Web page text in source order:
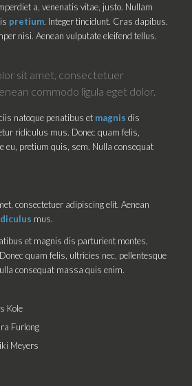
a, venenatis vitae, justo. Nullam
pretium. Integer tincidunt. Cras dapibus.
nisi. Aenean vulputate eleifend tellus.
sit amet, consectetuer
commodo ligula eget dolor.
natoque penatibus et magnis dis
ridiculus mus. Donec quam felis,
eu, pretium quis, sem. Nulla consequat
consectetuer adipiscing elit. Aenean
mus.
et magnis dis parturient montes,
quam felis, ultricies nec, pellentesque
consequat massa quis enim.
Kole
Furlong
Meyers